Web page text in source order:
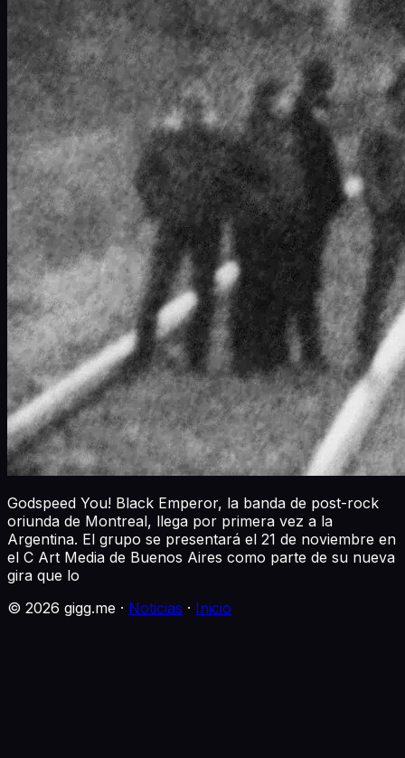
Godspeed You! Black Emperor, la banda de post-rock
oriunda de Montreal, llega por primera vez a la
Argentina. El grupo se presentará el 21 de noviembre en
el C Art Media de Buenos Aires como parte de su nueva
gira que lo
© 2026 gigg.me · Noticias · Inicio